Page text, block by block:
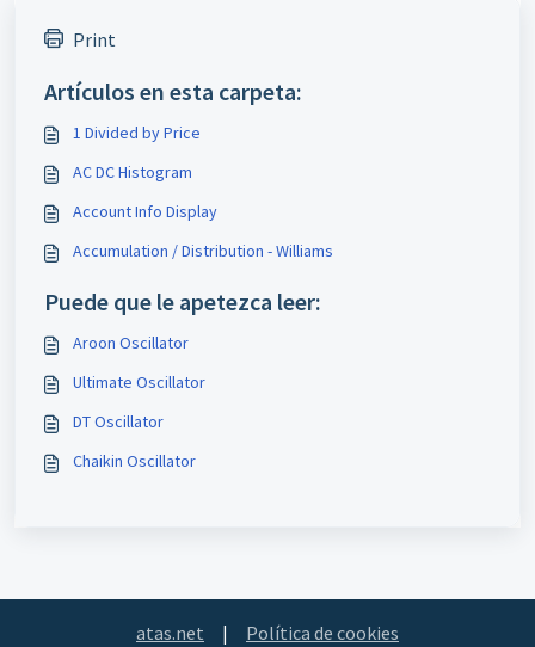
Print
Artículos en esta carpeta:
1 Divided by Price
AC DC Histogram
Account Info Display
Accumulation / Distribution - Williams
Puede que le apetezca leer:
Aroon Oscillator
Ultimate Oscillator
DT Oscillator
Chaikin Oscillator
atas.net | Política de cookies